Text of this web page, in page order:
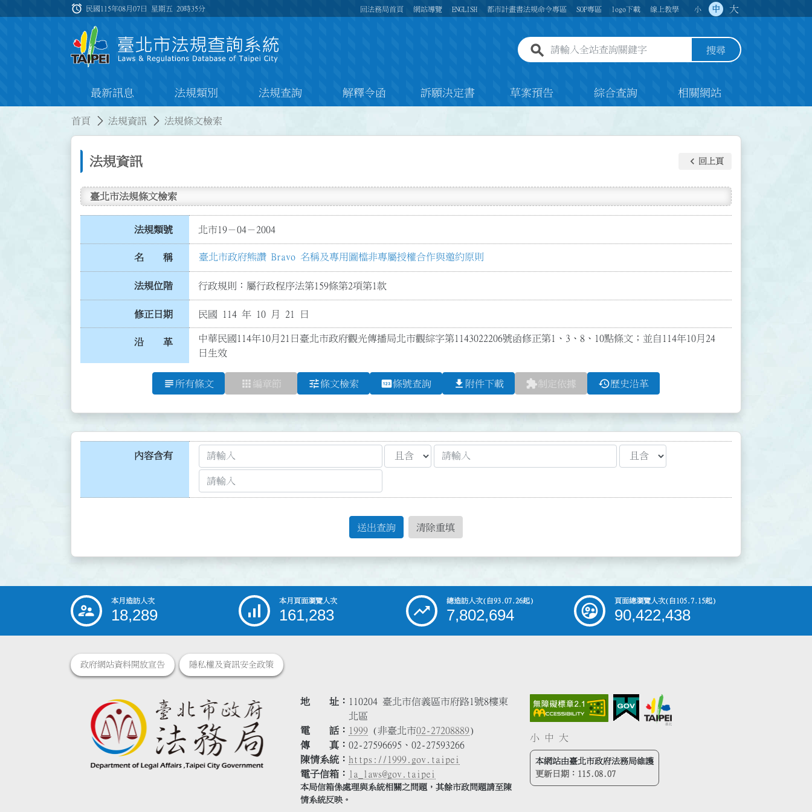
:::
alarm 民國115年08月07日 星期五20時35分 回法務局首頁 網站導覽 ENGLISH 都市計畫書法規命令專區 SOP專區 logo下載 線上教學 小 中 大
全站查詢關鍵字欄位 搜尋
最新訊息 法規類別 法規查詢 解釋令函 訴願決定書 草案預告 綜合查詢 相關網站
首頁 法規資訊 法規條文檢索
法規資訊 keyboard_arrow_left 回上頁
臺北市法規條文檢索
法規類號 北市19－04－2004
名 稱 臺北市政府熊讚 Bravo 名稱及專用圖檔非專屬授權合作與邀約原則
法規位階 行政規則：屬行政程序法第159條第2項第1款
修正日期 民國 114 年 10 月 21 日
沿 革
中華民國114年10月21日臺北市政府觀光傳播局北市觀綜字第1143022206號函修正第1、3、8、10點條文；並自114年10月24
日生效
subject 所有條文 apps 編章節 tune條文檢索 pin條號查詢 file_download 附件下載 extension制定依據 history歷史沿革
內容含有
送出查詢 清除重填
::: 本月造訪人次
18,289
本月頁面瀏覽人次
161,283
總造訪人次(自93.07.26起)
7,802,694
頁面總瀏覽人次(自105.7.15起)
90,422,438
政府網站資料開放宣告 隱私權及資訊安全政策
地 址
110204 臺北市信義區市府路1號8樓東
北區
電 話
1999 (非臺北市02-27208889)
傳 真
02-27596695、02-27593266
陳情系統
https://1999.gov.taipei
電子信箱
la_laws@gov.taipei
本局信箱係處理與系統相關之問題，其餘市政問題請至陳
情系統反映。
小 中 大
本網站由臺北市政府法務局維護
更新日期： 115.08.07